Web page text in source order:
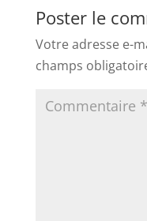
Poster le
Votre adresse e-
champs